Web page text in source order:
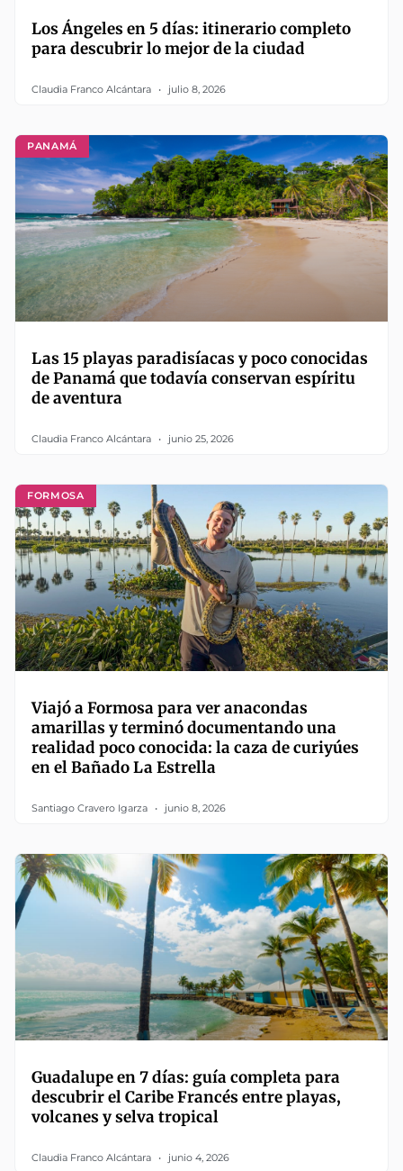
Los Ángeles en 5 días: itinerario completo
para descubrir lo mejor de la ciudad
Claudia Franco Alcántara julio 8, 2026
PANAMÁ
Las 15 playas paradisíacas y poco conocidas
de Panamá que todavía conservan espíritu
de aventura
Claudia Franco Alcántara junio 25, 2026
FORMOSA
Viajó a Formosa para ver anacondas
amarillas y terminó documentando una
realidad poco conocida: la caza de curiyúes
en el Bañado La Estrella
Santiago Cravero Igarza junio 8, 2026
Guadalupe en 7 días: guía completa para
descubrir el Caribe Francés entre playas,
volcanes y selva tropical
Claudia Franco Alcántara junio 4, 2026